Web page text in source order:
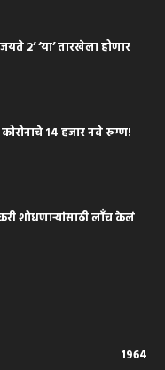
२’ ‘या’ तारखेला होणार
कोरोनाचे १४ हजार नवे रुग्ण!
शोधणाऱ्यांसाठी लाँच केलं
1964